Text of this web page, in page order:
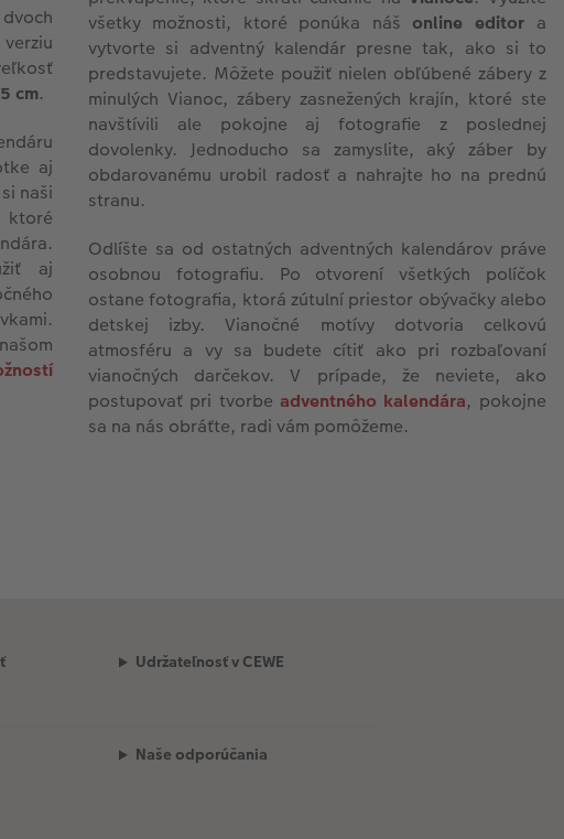
cm.
aj
naši
ktoré
aj
všetky možnosti, ktoré ponúka náš online editor a
vytvorte si adventný kalendár presne tak, ako si to
predstavujete. Môžete použiť nielen obľúbené zábery z
minulých Vianoc, zábery zasnežených krajín, ktoré ste
navštívili ale pokojne aj fotografie z poslednej
dovolenky. Jednoducho sa zamyslite, aký záber by
obdarovanému urobil radosť a nahrajte ho na prednú
stranu.
Odlíšte sa od ostatných adventných kalendárov práve
osobnou fotografiu. Po otvorení všetkých políčok
ostane fotografia, ktorá zútulní priestor obývačky alebo
detskej izby. Vianočné motívy dotvoria celkovú
atmosféru a vy sa budete cítiť ako pri rozbaľovaní
vianočných darčekov. V prípade, že neviete, ako
postupovať pri tvorbe adventného kalendára, pokojne
sa na nás obráťte, radi vám pomôžeme.
Udržateľnosť v CEWE
Naše odporúčania